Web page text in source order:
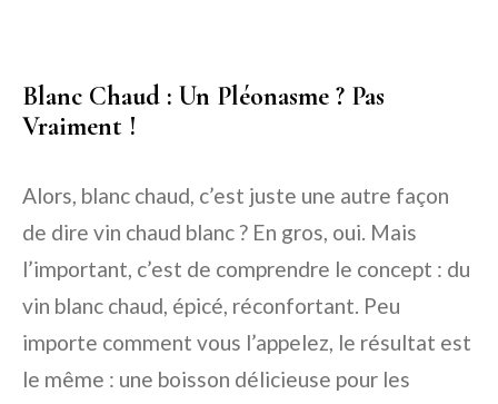
Blanc Chaud : Un Pléonasme ? Pas
Vraiment !
Alors, blanc chaud, c’est juste une autre façon
de dire vin chaud blanc ? En gros, oui. Mais
l’important, c’est de comprendre le concept : du
vin blanc chaud, épicé, réconfortant. Peu
importe comment vous l’appelez, le résultat est
le même : une boisson délicieuse pour les